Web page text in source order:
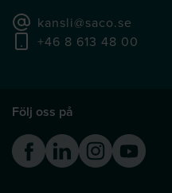
kansli@saco.se
+46 8 613 48 00
Följ oss på
FacebookLinkedinInstagram